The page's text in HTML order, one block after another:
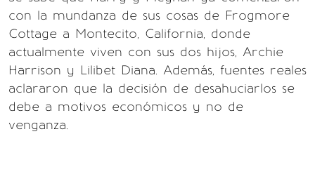
con la mundanza de sus cosas de Frogmore
Cottage a Montecito, California, donde
actualmente viven con sus dos hijos, Archie
Harrison y Lilibet Diana. Además, fuentes reales
aclararon que la decisión de desahuciarlos se
debe a motivos económicos y no de
venganza.